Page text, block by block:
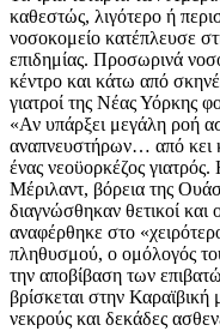
καθεστώς, λιγότερο ή
νοσοκομείο κατέπλευσε
επιδημίας. Προσωρινά
κέντρο και κάτω από
γιατροί της Νέας Υόρκης
«Αν υπάρξει μεγάλη ροή
αναπνευστήρων… από κει
ένας νεοϋορκέζος
Μέριλαντ, βόρεια της
διαγνώσθηκαν θετικοί και
αναφέρθηκε στο
πληθυσμού, ο ομόλογός
την αποβίβαση των
βρίσκεται στην Καραϊβική
νεκρούς και δεκάδες